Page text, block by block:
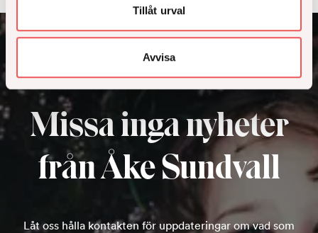
Tillåt urval
Avvisa
Missa inga nyheter
från Åke Sundvall
Låt oss hålla kontakten för uppdateringar om vad som